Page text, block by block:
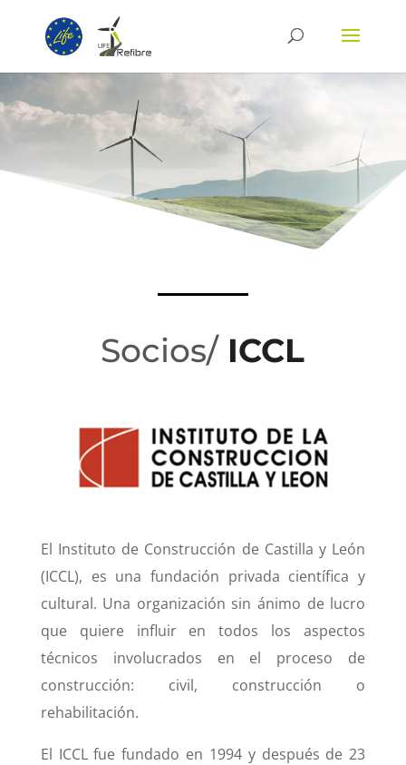
Socios/ICCL
El Instituto de Construcción de Castilla y León
(ICCL), es una fundación privada científica y
cultural. Una organización sin ánimo de lucro
que quiere influir en todos los aspectos
técnicos involucrados en el proceso de
construcción: civil, construcción o
rehabilitación.
El ICCL fue fundado en 1994 y después de 23